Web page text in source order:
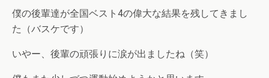
僕の後輩達が全国ベスト4の偉大な結果を残してきまし
た（バスケです）
いやー、後輩の頑張りに涙が出ましたね（笑）